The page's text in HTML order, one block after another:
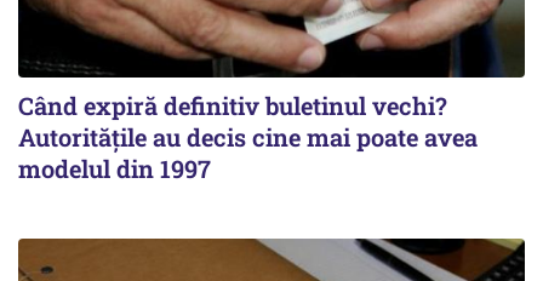
Când expiră definitiv buletinul vechi?
Autoritățile au decis cine mai poate avea
modelul din 1997